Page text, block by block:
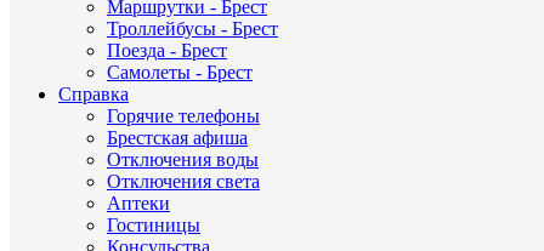
Маршрутки - Брест
Троллейбусы - Брест
Поезда - Брест
Самолеты - Брест
Справка
Горячие телефоны
Брестская афиша
Отключения воды
Отключения света
Аптеки
Гостиницы
Консульства